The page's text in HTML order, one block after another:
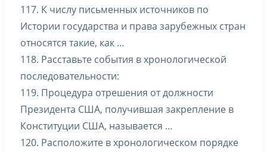
117. К числу письменных источников по
Истории государства и права зарубежных стран
относятся такие, как …
118. Расставьте события в хронологической
последовательности:
119. Процедура отрешения от должности
Президента США, получившая закрепление в
Конституции США, называется …
120. Расположите в хронологическом порядке